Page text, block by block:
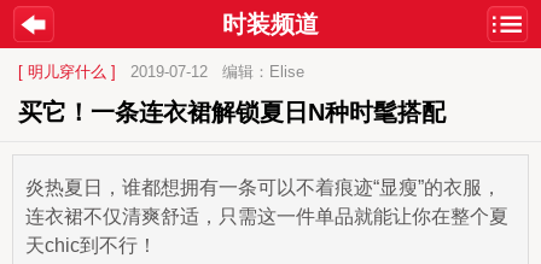
时装频道
[ 明儿穿什么 ] 2019-07-12 编辑：Elise
买它！一条连衣裙解锁夏日N种时髦搭配
炎热夏日，谁都想拥有一条可以不着痕迹“显瘦”的衣服，
连衣裙不仅清爽舒适，只需这一件单品就能让你在整个夏
天chic到不行！